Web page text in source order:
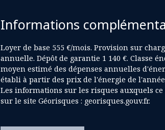
Informations
Loyer de base 555 €/mois. Provision sur
annuelle. Dépôt de garantie 1 140 €. Classe
moyen estimé des dépenses annuelles
établi à partir des prix de l'énergie de l'année
Les informations sur les risques auxquels
sur le site Géorisques : georisques.gouv.fr.